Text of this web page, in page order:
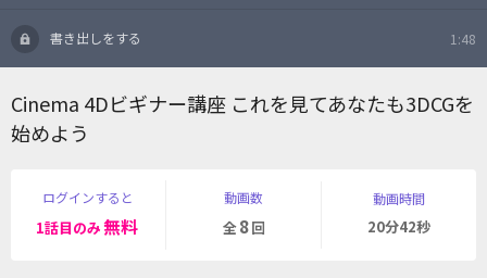
書き出しをする 1:48
Cinema 4Dビギナー講座 これを見てあなたも3DCGを
始めよう
ログインすると
1話目のみ無料
動画数
全8回
動画時間
20分42秒